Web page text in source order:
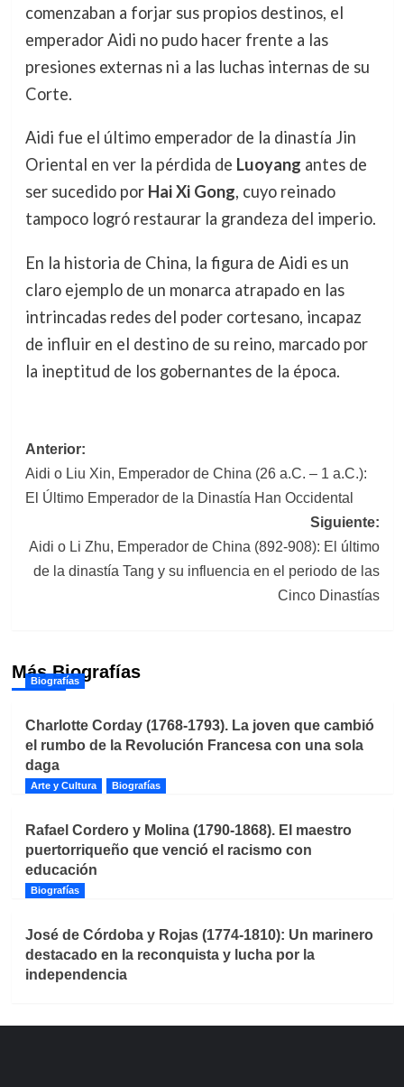
comenzaban a forjar sus propios destinos, el
emperador Aidi no pudo hacer frente a las
presiones externas ni a las luchas internas de su
Corte.
Aidi fue el último emperador de la dinastía Jin
Oriental en ver la pérdida de Luoyang antes de
ser sucedido por Hai Xi Gong, cuyo reinado
tampoco logró restaurar la grandeza del imperio.
En la historia de China, la figura de Aidi es un
claro ejemplo de un monarca atrapado en las
intrincadas redes del poder cortesano, incapaz
de influir en el destino de su reino, marcado por
la ineptitud de los gobernantes de la época.
Navegación
de
entradas
Anterior:
Aidi o Liu Xin, Emperador de China (26 a.C. – 1 a.C.):
El Último Emperador de la Dinastía Han Occidental
Siguiente:
Aidi o Li Zhu, Emperador de China (892-908): El último
de la dinastía Tang y su influencia en el periodo de las
Cinco Dinastías
Más Biografías
Biografías
Charlotte Corday (1768-1793). La joven que cambió
el rumbo de la Revolución Francesa con una sola
daga
Arte y Cultura Biografías
Rafael Cordero y Molina (1790-1868). El maestro
puertorriqueño que venció el racismo con
educación
Biografías
José de Córdoba y Rojas (1774-1810): Un marinero
destacado en la reconquista y lucha por la
independencia